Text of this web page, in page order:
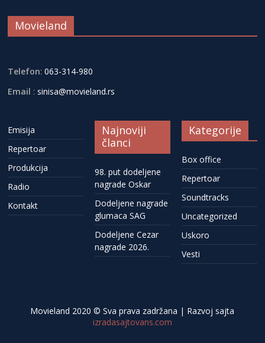
Movieland
Telefon: 063-314-980
Email : sinisa@movieland.rs
Emisija
Repertoar
Produkcija
Radio
Kontakt
Najnoviji
članci
98. put dodeljene
nagrade Oskar
Dodeljene nagrade
glumaca SAG
Dodeljene Cezar
nagrade 2026.
Kategorije
Box office
Repertoar
Soundtracks
Uncategorized
Uskoro
Vesti
Movieland 2020 © Sva prava zadržana | Razvoj sajta
izradasajtovans.com